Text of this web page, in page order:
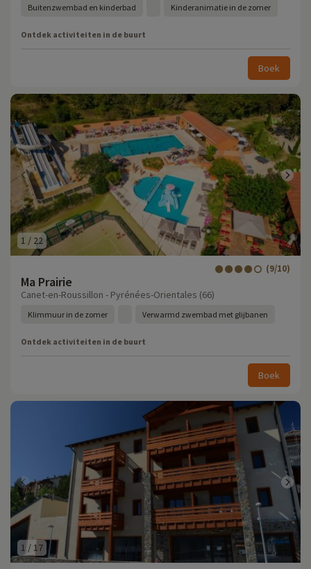
Buitenzwembad en kinderbad Kinderanimatie in de zomer
Ontdek activiteiten in de buurt
Boek
1 / 22
Ma Prairie
(9/10)
Canet-en-Roussillon - Pyrénées-Orientales (66)
Klimmuur in de zomer Verwarmd zwembad met glijbanen
Ontdek activiteiten in de buurt
Boek
1 / 17